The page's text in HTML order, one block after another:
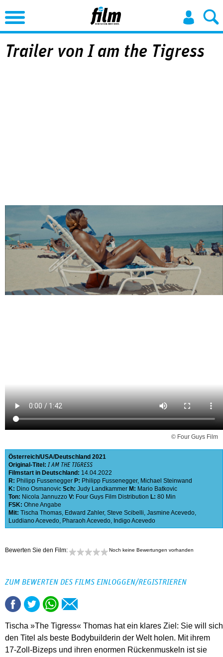
Jump to Navigation
Trailer von I am the Tigress
© Four Guys Film
Österreich USA Deutschland 2021
Original-Titel: I AM THE TIGRESS
Filmstart in Deutschland: 14.04.2022
R: Philipp Fussenegger P: Philipp Fussenegger, Michael Steinwand
K: Dino Osmanovic Sch: Judy Landkammer M: Mario Batkovic
Ton: Nicola Jannuzzo V: Four Guys Film Distribution L: 80 Min
FSK: Ohne Angabe
Mit: Tischa Thomas, Edward Zahler, Steve Scibelli, Jasmine Acevedo,
Luddiano Acevedo, Pharaoh Acevedo, Indigo Acevedo
Bewerten Sie den Film: Noch keine Bewertungen vorhanden
ZUM BEWERTEN DES FILMS EINLOGGEN/REGISTRIEREN
Tischa »The Tigress« Thomas hat ein klares Ziel: Sie will sich
den Titel als beste Bodybuilderin der Welt holen. Mit ihrem
17-Zoll-Bizeps und ihren enormen Rückenmuskeln ist sie